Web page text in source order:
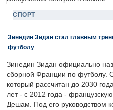
СПОРТ
Зинедин Зидан стал главным
футболу
Зинедин Зидан официально
сборной Франции по футболу.
который рассчитан до 2030
лет - с 2012 года -
Дешам. Под его руководством